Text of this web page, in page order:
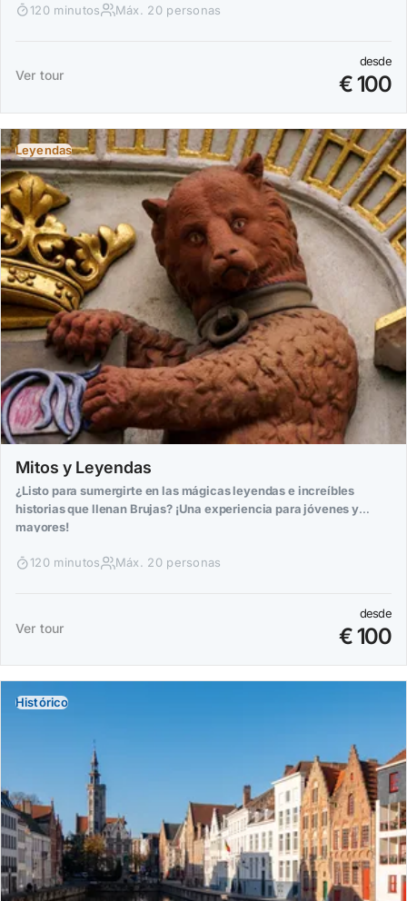
120 minutos Máx. 20 personas
Ver tour
desde
€ 100
Leyendas
Mitos y Leyendas
¿Listo para sumergirte en las mágicas leyendas e increíbles
historias que llenan Brujas? ¡Una experiencia para jóvenes y
mayores!
120 minutos Máx. 20 personas
Ver tour
desde
€ 100
Histórico